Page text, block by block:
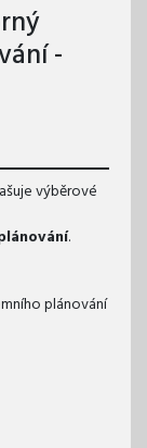
-
výběrové
.
plánování